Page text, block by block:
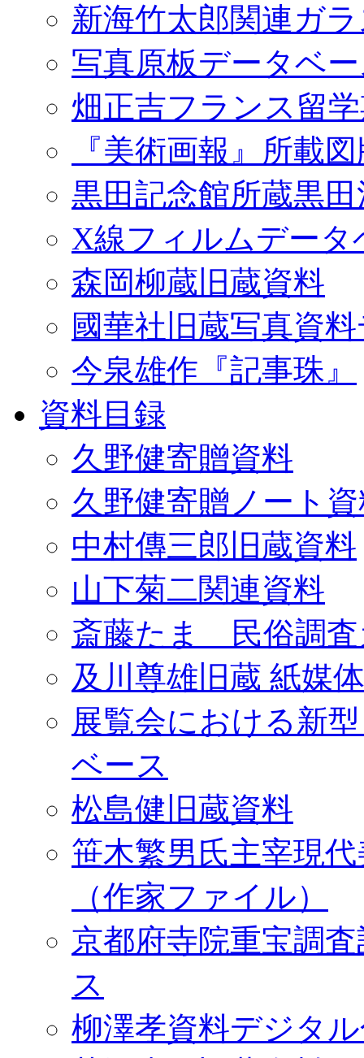
新海竹太郎関連ガ
写真原板データベ
畑正吉フランス留
『美術画報』所載
黒田記念館所蔵黒
X線フィルムデータ
森岡柳蔵旧蔵資料
國華社旧蔵写真資
今泉雄作『記事珠』
資料目録
久野健寄贈資料
久野健寄贈ノート
中村傳三郎旧蔵資料
山下菊二関連資料
斎藤たま 民俗調査
及川尊雄旧蔵 紙媒
展覧会における新
ベース
松島健旧蔵資料
笹木繁男氏主宰現
（作家ファイル）
京都府寺院重宝調
ス
柳澤孝資料デジタ